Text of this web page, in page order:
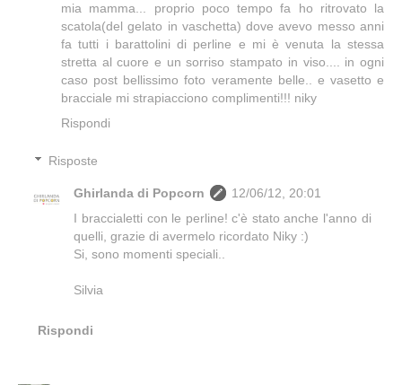
mia mamma... proprio poco tempo fa ho ritrovato la
scatola(del gelato in vaschetta) dove avevo messo anni
fa tutti i barattolini di perline e mi è venuta la stessa
stretta al cuore e un sorriso stampato in viso.... in ogni
caso post bellissimo foto veramente belle.. e vasetto e
bracciale mi strapiacciono complimenti!!! niky
Rispondi
Risposte
Ghirlanda di Popcorn
12/06/12, 20:01
I braccialetti con le perline! c'è stato anche l'anno di
quelli, grazie di avermelo ricordato Niky :)
Si, sono momenti speciali..
Silvia
Rispondi